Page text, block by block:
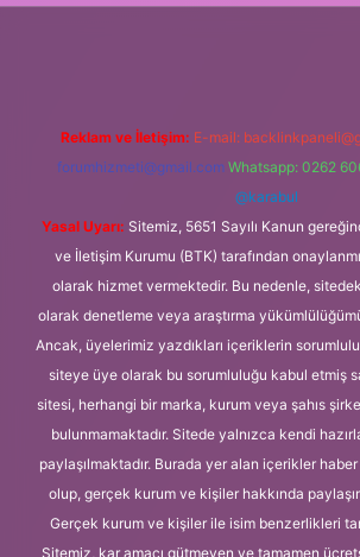
Reklam ve İletişim: E-mail:
forumhizmeti@gmail.com Whatsapp: 0262
@karabul
Yasal Uyarı: Sitemiz, 5651 Sayılı Kanun
ve İletişim Kurumu (BTK) tarafından
olarak hizmet vermektedir. Bu nedenle,
olarak denetleme veya araştırma
Ancak, üyelerimiz yazdıkları içeriklerin
siteye üye olarak bu sorumluluğu kabul etmiş
sitesi, herhangi bir marka, kurum veya şahıs
bulunmamaktadır. Sitede yalnızca kendi
paylaşılmaktadır. Burada yer alan içerikler
olup, gerçek kurum ve kişiler hakkında
Gerçek kurum ve kişiler ile isim benzerlikleri
Sitemiz, kar amacı gütmeyen ve tamamen